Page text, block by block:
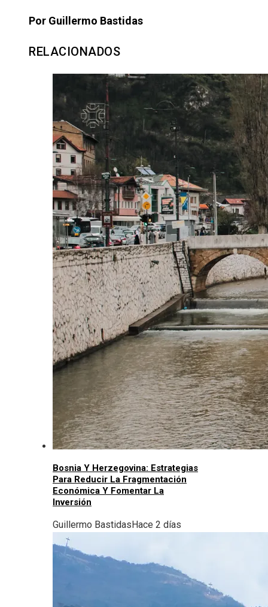
Por Guillermo Bastidas
RELACIONADOS
Bosnia Y Herzegovina: Estrategias
Para Reducir La Fragmentación
Económica Y Fomentar La
Inversión
Guillermo BastidasHace 2 días